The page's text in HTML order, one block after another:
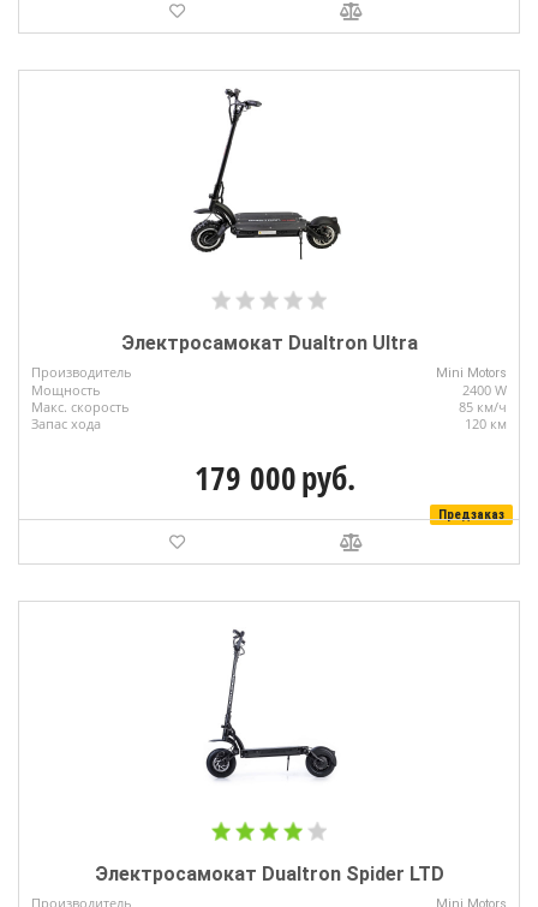
Электросамокат Dualtron Ultra
Производитель Mini Motors
Мощность
2400 W
Макс. скорость
85 км/ч
Запас хода
120 км
179 000руб.
Предзаказ
Электросамокат Dualtron Spider LTD
Производитель